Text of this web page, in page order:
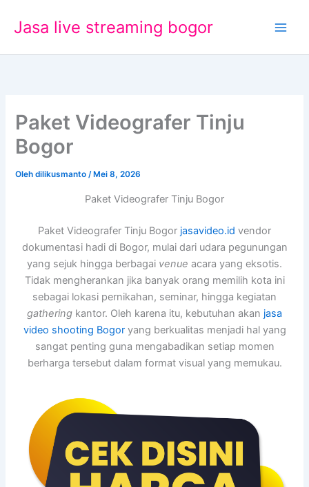
Jasa live streaming bogor
Paket Videografer Tinju
Bogor
Olehdilikusmanto/ Mei 8, 2026
Paket Videografer Tinju Bogor
Paket Videografer Tinju Bogor jasavideo.id vendor
dokumentasi hadi di Bogor, mulai dari udara pegunungan
yang sejuk hingga berbagai venue acara yang eksotis.
Tidak mengherankan jika banyak orang memilih kota ini
sebagai lokasi pernikahan, seminar, hingga kegiatan
gathering kantor. Oleh karena itu, kebutuhan akan jasa
video shooting Bogoryang berkualitas menjadi hal yang
sangat penting guna mengabadikan setiap momen
berharga tersebut dalam format visual yang memukau.